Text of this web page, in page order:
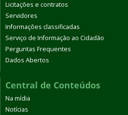
Licitações e contratos
Servidores
Informações classificadas
Serviço de Informação ao Cidadão
Perguntas Frequentes
Dados Abertos
Central de Conteúdos
Na mídia
Notícias